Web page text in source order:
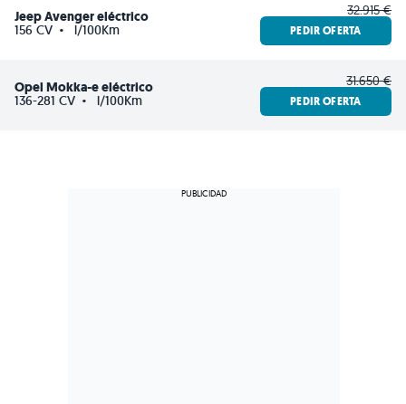
Jeep Avenger eléctrico
156 CV · l/100Km
32.915 €
PEDIR OFERTA
Opel Mokka-e eléctrico
136-281 CV · l/100Km
31.650 €
PEDIR OFERTA